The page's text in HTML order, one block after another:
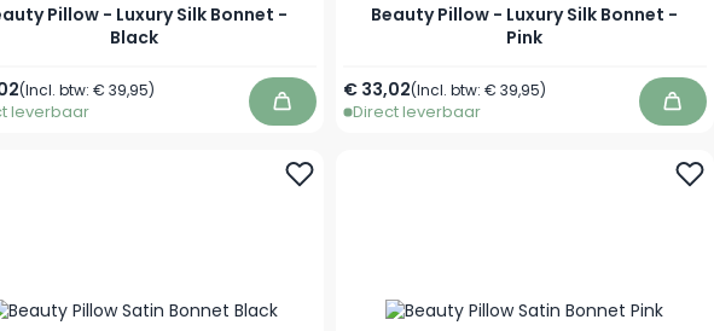
Pillow - Luxury Silk Bonnet -
Black
(Incl. btw:€ 39,95)
leverbaar In winkelwagen
Beauty Pillow - Luxury Silk Bonnet -
Pink
€ 33,02(Incl. btw: € 39,95)
Direct leverbaar In